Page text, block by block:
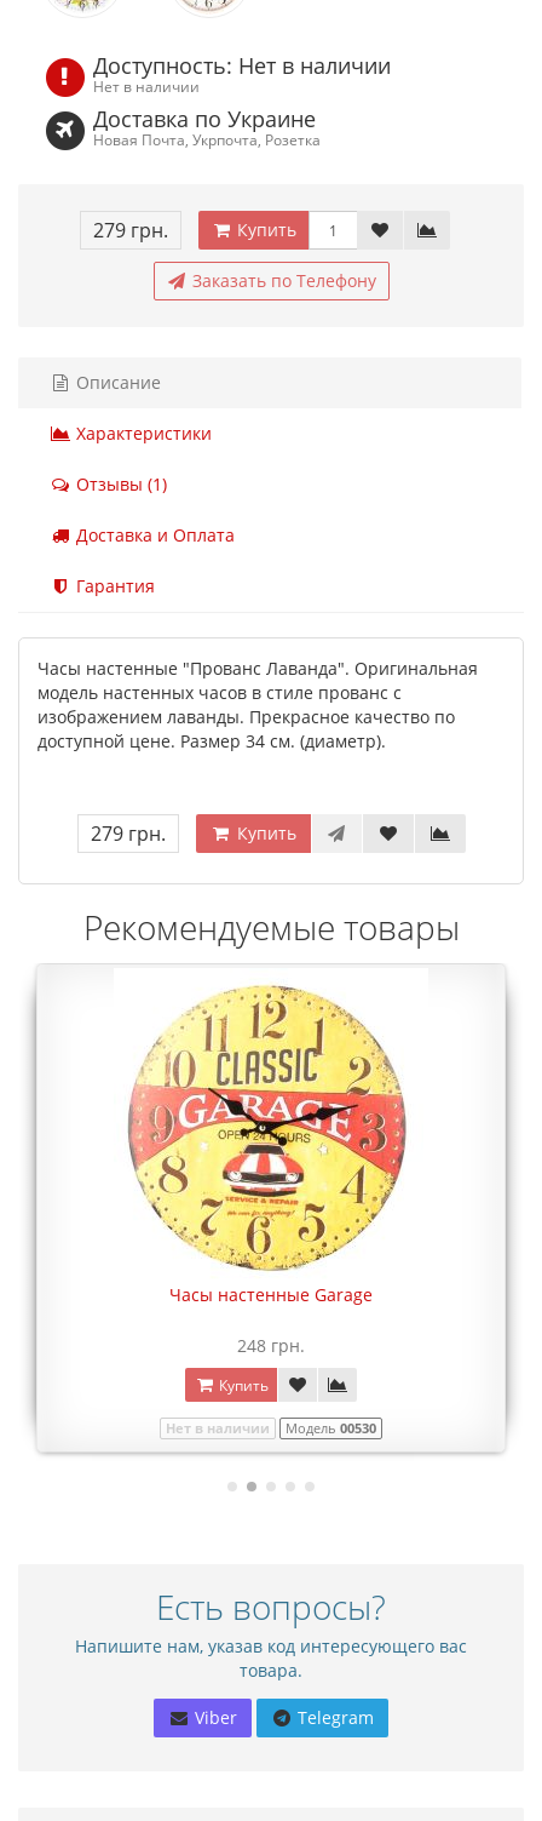
Доступность: Нет в наличии
Нет в наличии
Доставка по Украине
Новая Почта, Укрпочта, Розетка
279 грн. Купить
Заказать по Телефону
Описание
Характеристики
Отзывы (1)
Доставка и Оплата
Гарантия
Часы настенные "Прованс Лаванда". Оригинальная
модель настенных часов в стиле прованс с
изображением лаванды. Прекрасное качество по
доступной цене. Размер 34 см. (диаметр).
279 грн. Купить
Рекомендуемые товары
Часы настенные Garage
248 грн.
Купить
Нет в наличии Модель 00530
Есть вопросы?
Напишите нам, указав код интересующего вас
товара.
Viber Telegram